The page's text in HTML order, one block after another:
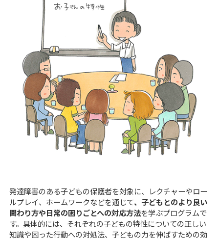
発達障害のある子どもの保護者を対象に、レクチャーやロー
ルプレイ、ホームワークなどを通じて、子どもとのより良い
関わり方や日常の困りごとへの対応方法を学ぶプログラムで
す。具体的には、それぞれの子どもの特性についての正しい
知識や困った行動への対処法、子どもの力を伸ばすための効